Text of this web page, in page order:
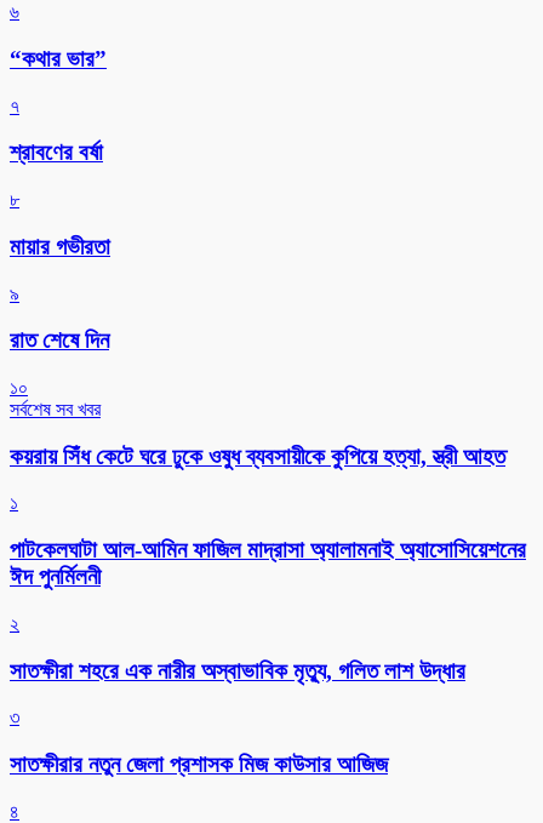
৬
“কথার ভার”
৭
শ্রাবণের বর্ষা
৮
মায়ার গভীরতা
৯
রাত শেষে দিন
১০
সর্বশেষ সব খবর
কয়রায় সিঁধ কেটে ঘরে ঢুকে ওষুধ ব্যবসায়ীকে কুপিয়ে হত্যা, স্ত্রী আহত
১
পাটকেলঘাটা আল-আমিন ফাজিল মাদ্রাসা অ্যালামনাই অ্যাসোসিয়েশনের
ঈদ পুনর্মিলনী
২
সাতক্ষীরা শহরে এক নারীর অস্বাভাবিক মৃত্যু, গলিত লাশ উদ্ধার
৩
সাতক্ষীরার নতুন জেলা প্রশাসক মিজ কাউসার আজিজ
৪